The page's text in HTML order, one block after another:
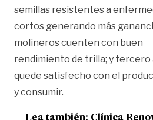
semillas resistentes a
cortos generando más
molineros cuenten con buen
rendimiento de trilla; y tercero
quede satisfecho con el
y consumir.
Lea también: Clínica